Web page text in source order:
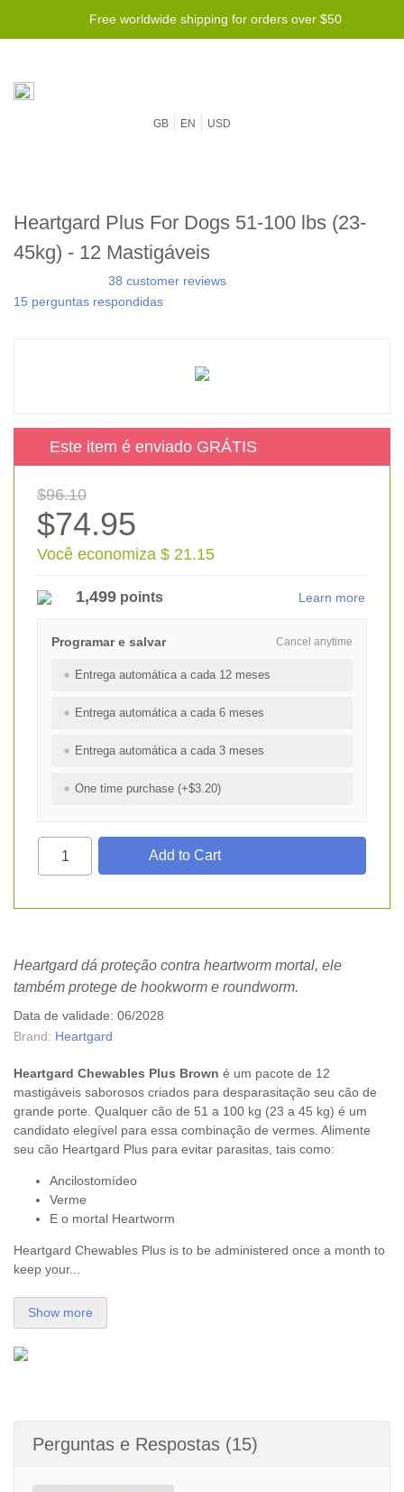
Free worldwide shipping for orders over $50
GB EN USD
Heartgard Plus For Dogs 51-100 lbs (23-
45kg) - 12 Mastigáveis
38 customer reviews
15 perguntas respondidas
Este item é enviado GRÁTIS
$96.10
$74.95
Você economiza $ 21.15
1,499 points Learn more
Cancel anytime
Programar e salvar
Entrega automática a cada 12 meses
Entrega automática a cada 6 meses
Entrega automática a cada 3 meses
One time purchase (+$3.20)
Heartgard dá proteção contra heartworm mortal, ele
também protege de hookworm e roundworm.
Data de validade: 06/2028
Brand: Heartgard
Heartgard Chewables Plus Brown é um pacote de 12
mastigáveis ​​saborosos criados para desparasitação seu cão de
grande porte. Qualquer cão de 51 a 100 kg (23 a 45 kg) é um
candidato elegível para essa combinação de vermes. Alimente
seu cão Heartgard Plus para evitar parasitas, tais como:
Ancilostomídeo
Verme
E o mortal Heartworm
Heartgard Chewables Plus is to be administered once a month to
keep your...
Show more
Perguntas e Respostas (15)